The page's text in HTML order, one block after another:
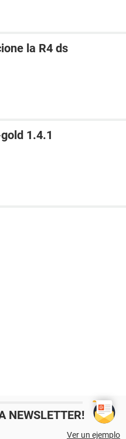
la R4 ds
1.4.1
NEWSLETTER!
Ver un ejemplo